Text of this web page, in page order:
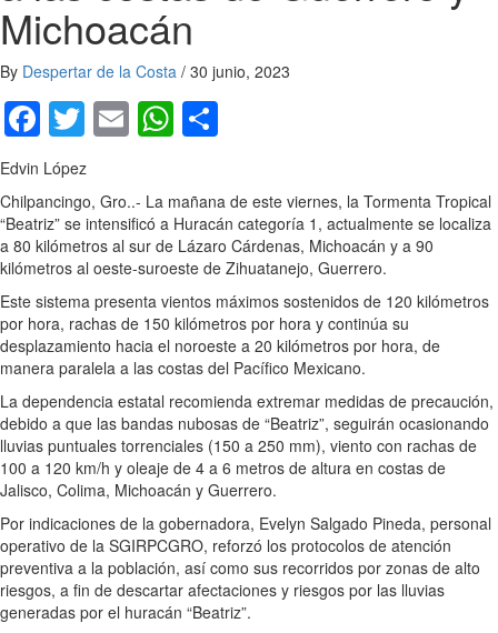
Michoacán
By Despertar de la Costa / 30 junio, 2023
Facebook
Twitter
EmailWhatsApp
Edvin López
Chilpancingo, Gro..- La mañana de este viernes, la Tormenta Tropical
“Beatriz” se intensificó a Huracán categoría 1, actualmente se localiza
a 80 kilómetros al sur de Lázaro Cárdenas, Michoacán y a 90
kilómetros al oeste-suroeste de Zihuatanejo, Guerrero.
Este sistema presenta vientos máximos sostenidos de 120 kilómetros
por hora, rachas de 150 kilómetros por hora y continúa su
desplazamiento hacia el noroeste a 20 kilómetros por hora, de
manera paralela a las costas del Pacífico Mexicano.
La dependencia estatal recomienda extremar medidas de precaución,
debido a que las bandas nubosas de “Beatriz”, seguirán ocasionando
lluvias puntuales torrenciales (150 a 250 mm), viento con rachas de
100 a 120 km/h y oleaje de 4 a 6 metros de altura en costas de
Jalisco, Colima, Michoacán y Guerrero.
Por indicaciones de la gobernadora, Evelyn Salgado Pineda, personal
operativo de la SGIRPCGRO, reforzó los protocolos de atención
preventiva a la población, así como sus recorridos por zonas de alto
riesgos, a fin de descartar afectaciones y riesgos por las lluvias
generadas por el huracán “Beatriz”.